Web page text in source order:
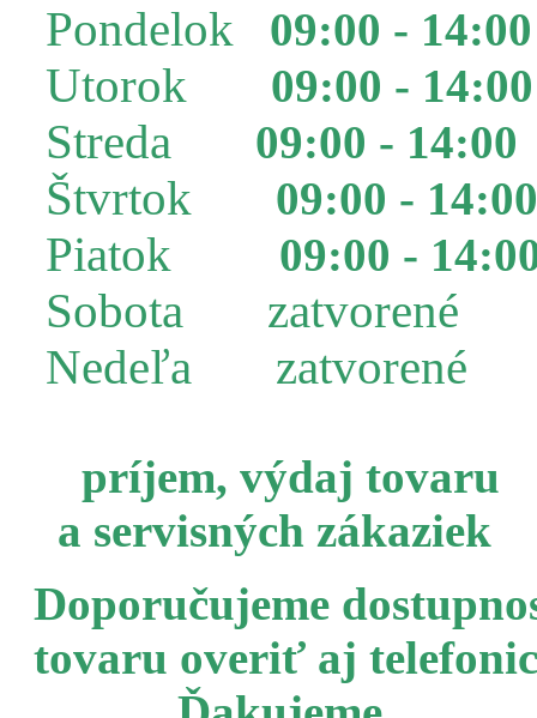
Pondelok 09:00 - 14:00
Utorok 09:00 - 14:00
Streda 09:00 - 14:00
Štvrtok 09:00 - 14:00
Piatok 09:00 -
Sobota zatvorené
Nedeľa zatvorené
príjem, výdaj tovaru
a servisných zákaziek
Doporučujeme
tovaru overiť aj